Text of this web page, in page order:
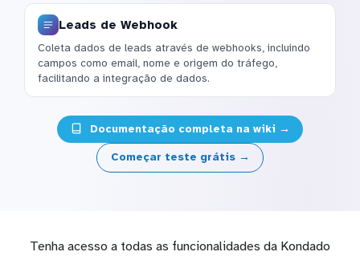
Leads de Webhook
Coleta dados de leads através de webhooks, incluindo
campos como email, nome e origem do tráfego,
facilitando a integração de dados.
Documentação completa na wiki →
Começar teste grátis →
Tenha acesso a todas as funcionalidades da Kondado